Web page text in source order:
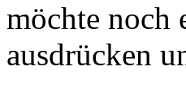
möchte noch
ausdrücken